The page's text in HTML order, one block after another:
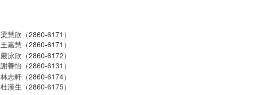
梁慧欣（2860-6171）
王嘉慧（2860-6171）
嚴泳欣（2860-6172）
謝善怡（2860-6131）
林志軒（2860-6174）
杜漢生（2860-6175）